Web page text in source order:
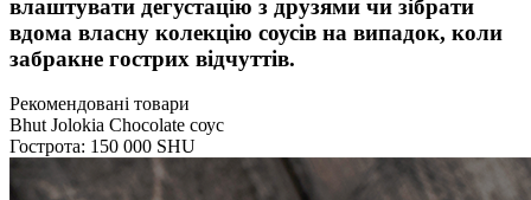
влаштувати дегустацію з друзями чи зібрати
вдома власну колекцію соусів на випадок, коли
забракне гострих відчуттів.
Рекомендовані товари
Bhut Jolokia Chocolate соус
Гострота: 150 000 SHU